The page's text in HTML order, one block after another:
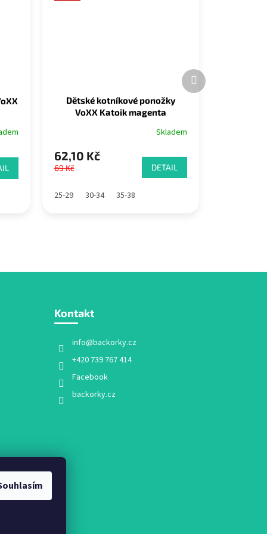
Dětské kotníkové ponožky
VoXX Katoik magenta
Skladem
62,10 Kč
69 Kč DETAIL
25-29 30-34 35-38
Další
produkt
Kontakt
info@backorky.cz
+420 739 767 414
Facebook
backorky.cz